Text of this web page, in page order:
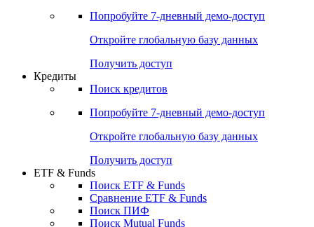
Попробуйте 7-дневный демо-доступ
Откройте глобальную базу данных
Получить доступ
Кредиты
Поиск кредитов
Попробуйте 7-дневный демо-доступ
Откройте глобальную базу данных
Получить доступ
ETF & Funds
Поиск ETF & Funds
Сравнение ETF & Funds
Поиск ПИФ
Поиск Mutual Funds